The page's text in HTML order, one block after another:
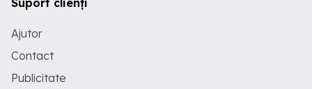
Suport clienți
Ajutor
Contact
Publicitate